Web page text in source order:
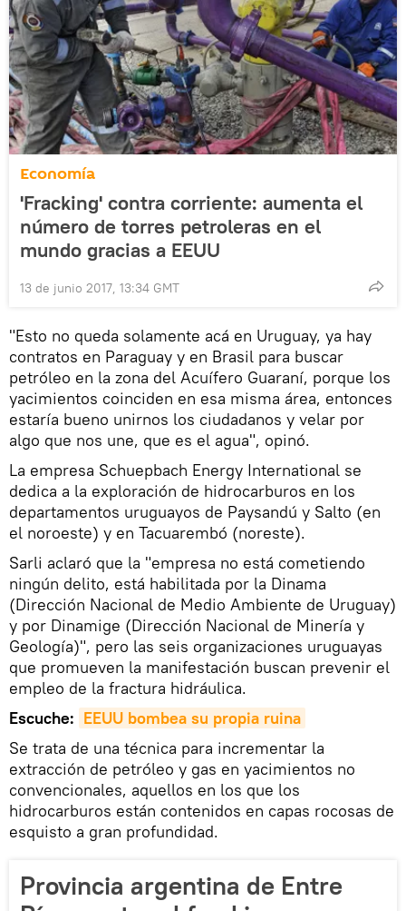
Economía
'Fracking' contra corriente: aumenta el
número de torres petroleras en el
mundo gracias a EEUU
13 de junio 2017, 13:34 GMT
"Esto no queda solamente acá en Uruguay, ya hay
contratos en Paraguay y en Brasil para buscar
petróleo en la zona del Acuífero Guaraní, porque los
yacimientos coinciden en esa misma área, entonces
estaría bueno unirnos los ciudadanos y velar por
algo que nos une, que es el agua", opinó.
La empresa Schuepbach Energy International se
dedica a la exploración de hidrocarburos en los
departamentos uruguayos de Paysandú y Salto (en
el noroeste) y en Tacuarembó (noreste).
Sarli aclaró que la "empresa no está cometiendo
ningún delito, está habilitada por la Dinama
(Dirección Nacional de Medio Ambiente de Uruguay)
y por Dinamige (Dirección Nacional de Minería y
Geología)", pero las seis organizaciones uruguayas
que promueven la manifestación buscan prevenir el
empleo de la fractura hidráulica.
Escuche: EEUU bombea su propia ruina
Se trata de una técnica para incrementar la
extracción de petróleo y gas en yacimientos no
convencionales, aquellos en los que los
hidrocarburos están contenidos en capas rocosas de
esquisto a gran profundidad.
Provincia argentina de Entre